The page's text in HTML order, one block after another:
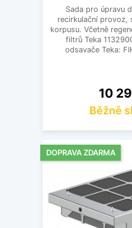
Sada pro úpravu
recirkulační provoz,
korpusu. Včetně
filtrů Teka
odsavače Teka:
Cena
10
Běžně
DOPRAVA ZDARMA